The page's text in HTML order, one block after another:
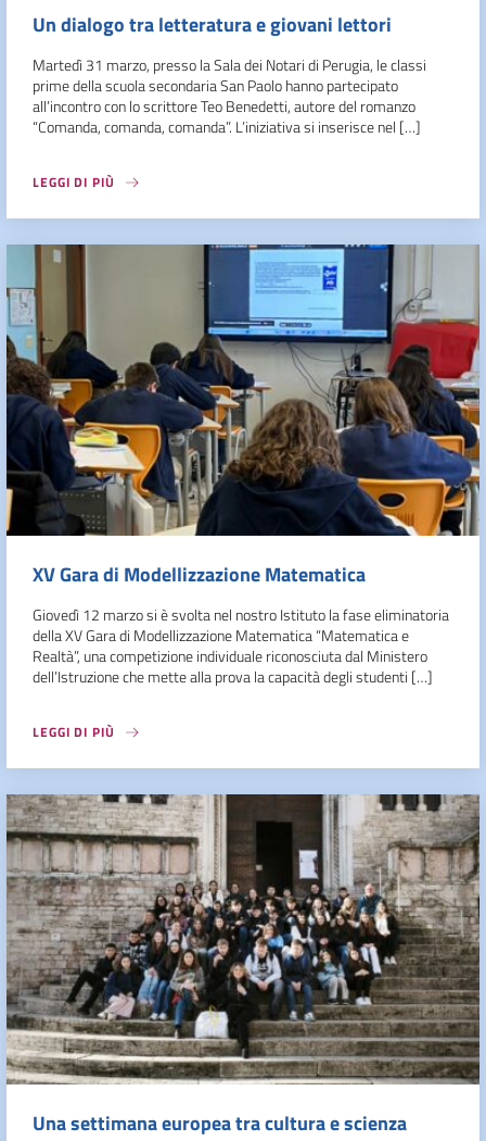
Un dialogo tra letteratura e giovani lettori
Martedì 31 marzo, presso la Sala dei Notari di Perugia, le classi
prime della scuola secondaria San Paolo hanno partecipato
all’incontro con lo scrittore Teo Benedetti, autore del romanzo
“Comanda, comanda, comanda”. L’iniziativa si inserisce nel […]
LEGGI DI PIÙ
XV Gara di Modellizzazione Matematica
Giovedì 12 marzo si è svolta nel nostro Istituto la fase eliminatoria
della XV Gara di Modellizzazione Matematica “Matematica e
Realtà”, una competizione individuale riconosciuta dal Ministero
dell’Istruzione che mette alla prova la capacità degli studenti […]
LEGGI DI PIÙ
Una settimana europea tra cultura e scienza